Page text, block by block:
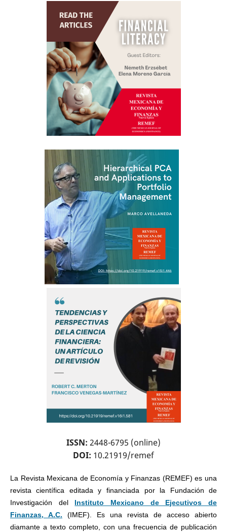
ISSN: 2448-6795 (online)
DOI: 10.21919/remef
La Revista Mexicana de Economía y Finanzas (REMEF) es una
revista científica editada y financiada por la Fundación de
Investigación del Instituto Mexicano de Ejecutivos de
Finanzas, A.C. (IMEF). Es una revista de acceso abierto
diamante a texto completo, con una frecuencia de publicación